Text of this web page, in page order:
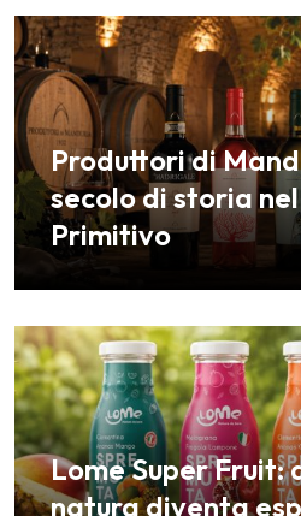
Produttori di
secolo di storia
Primitivo
Lome Super Fruit:
natura diventa